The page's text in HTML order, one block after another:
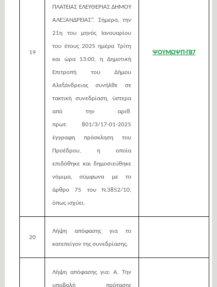
19
ΠΛΑΤΕΙΑΣ ΕΛΕΥΘΕΡΙΑΣ ΔΗΜΟΥ
ΑΛΕΞΑΝΔΡΕΙΑΣ”. Σήμερα, την
21η του μηνός Ιανουαρίου
του έτους 2025 ημέρα Τρίτη
και ώρα 13:00, η Δημοτική
Επιτροπή του Δήμου
Αλεξάνδρειας συνήλθε σε
τακτική συνεδρίαση, ύστερα
από την αριθ.
πρωτ. 801/3/17-01-2025
έγγραφη πρόσκληση του
Προέδρου, η οποία
επιδόθηκε και δημοσιεύθηκε
νόμιμα, σύμφωνα με το
άρθρο 75 του Ν.3852/10,
όπως ισχύει.
ΨΟΥΜΩΨΠ-ΓΒ7
20
Λήψη απόφασης για το
κατεπείγον της συνεδρίασης.
Λήψη απόφασης για: Α. Την
υποβολή πρότασης